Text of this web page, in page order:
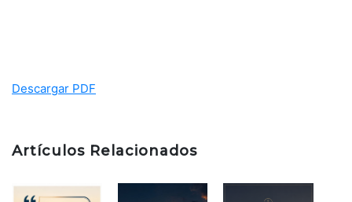
Descargar PDF
Artículos Relacionados